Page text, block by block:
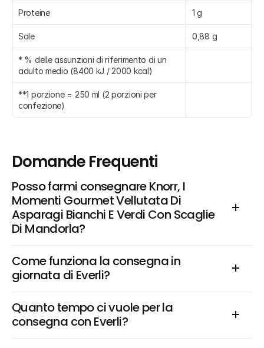
Proteine 1 g
Sale 0,88 g
* % delle assunzioni di riferimento di un
adulto medio (8400 kJ / 2000 kcal)
**1 porzione = 250 ml (2 porzioni per
confezione)
Domande Frequenti
Posso farmi consegnare Knorr, I
Momenti Gourmet Vellutata Di
Asparagi Bianchi E Verdi Con Scaglie
Di Mandorla?
Come funziona la consegna in
giornata di Everli?
Quanto tempo ci vuole per la
consegna con Everli?